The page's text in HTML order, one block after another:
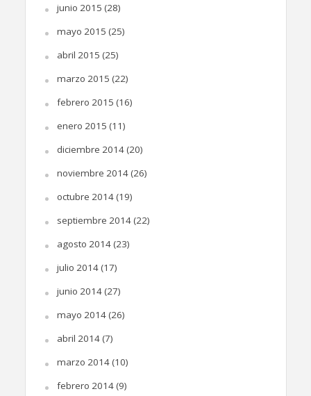
junio 2015 (28)
mayo 2015 (25)
abril 2015 (25)
marzo 2015 (22)
febrero 2015 (16)
enero 2015 (11)
diciembre 2014(20)
noviembre 2014(26)
octubre 2014(19)
septiembre 2014(22)
agosto 2014(23)
julio 2014(17)
junio 2014(27)
mayo 2014(26)
abril 2014(7)
marzo 2014(10)
febrero 2014(9)